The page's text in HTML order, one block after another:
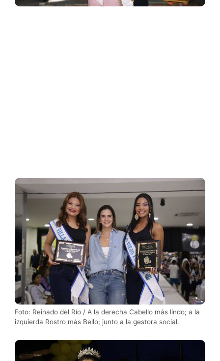
Foto: Reinado del Río / A la derecha Cabello más lindo; a la
izquierda Rostro más Bello; junto a la gestora social.